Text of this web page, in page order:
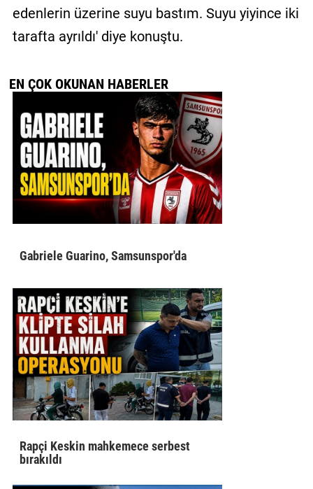
edenlerin üzerine suyu bastım. Suyu yiyince iki
tarafta ayrıldı' diye konuştu.
EN ÇOK OKUNAN HABERLER
Gabriele Guarino, Samsunspor'da
Rapçi Keskin mahkemece serbest
bırakıldı